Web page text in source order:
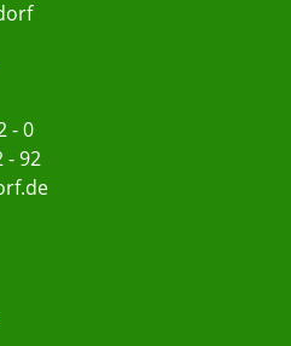
- 0
- 92